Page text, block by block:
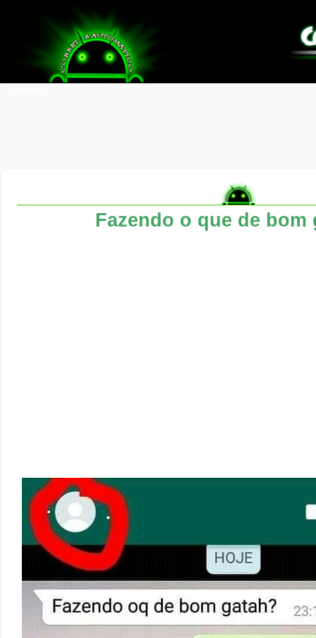
Fazendo o que de bom